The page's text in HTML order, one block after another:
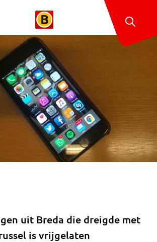
uit Breda die dreigde met
is vrijgelaten